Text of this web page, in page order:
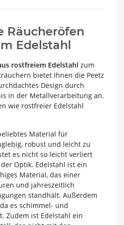
Räucheröfen
Edelstahl
rostfreiem Edelstahl zum
bietet Ihnen die Peetz
Design durch
in der Metallverarbeitung an.
wie rostfreier Edelstahl
Material für
robust und leicht zu
es nicht so leicht verliert
Optik. Edelstahl ist ein
Material, das einer
und jahreszeitlich
standhält. Außerdem
es schimmel- und
Zudem ist Edelstahl ein